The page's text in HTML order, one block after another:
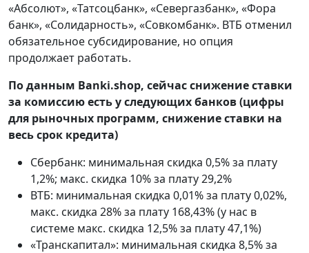
«Абсолют», «Татсоцбанк», «Севергазбанк», «Фора
банк», «Солидарность», «Совкомбанк». ВТБ отменил
обязательное субсидирование, но опция
продолжает работать.
По данным Banki.shop, сейчас снижение ставки
за комиссию есть у следующих банков (цифры
для рыночных программ, снижение ставки на
весь срок кредита)
Сбербанк: минимальная скидка 0,5% за плату
1,2%; макс. скидка 10% за плату 29,2%
ВТБ: минимальная скидка 0,01% за плату 0,02%,
макс. скидка 28% за плату 168,43% (у нас в
системе макс. скидка 12,5% за плату 47,1%)
«Транскапитал»: минимальная скидка 8,5% за